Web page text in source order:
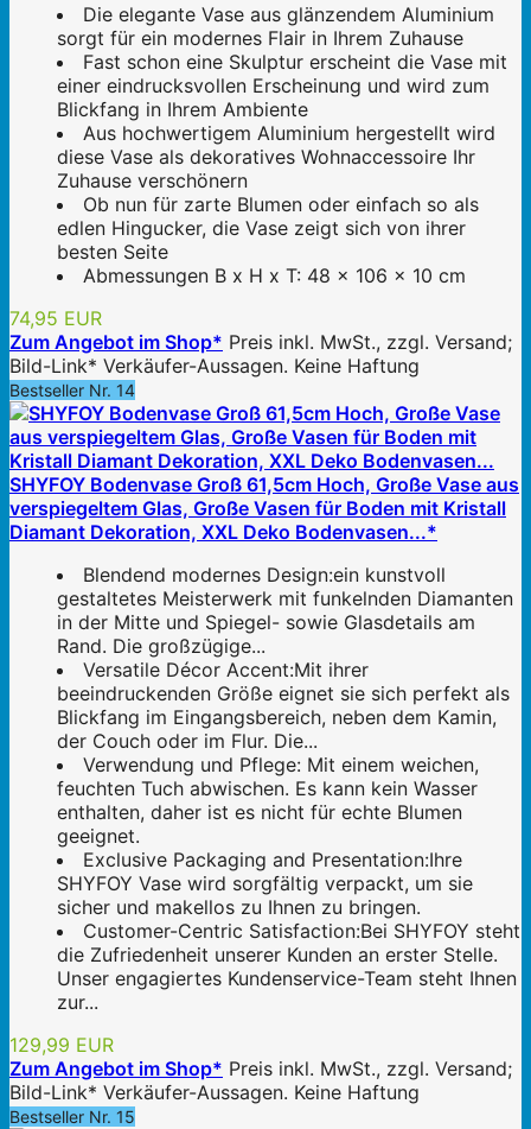
Die elegante Vase aus glänzendem Aluminium
sorgt für ein modernes Flair in Ihrem Zuhause
Fast schon eine Skulptur erscheint die Vase mit
einer eindrucksvollen Erscheinung und wird zum
Blickfang in Ihrem Ambiente
Aus hochwertigem Aluminium hergestellt wird
diese Vase als dekoratives Wohnaccessoire Ihr
Zuhause verschönern
Ob nun für zarte Blumen oder einfach so als
edlen Hingucker, die Vase zeigt sich von ihrer
besten Seite
Abmessungen B x H x T: 48 x 106 x 10 cm
74,95 EUR
Zum Angebot im Shop* Preis inkl. MwSt., zzgl. Versand;
Bild-Link* Verkäufer-Aussagen. Keine Haftung
Bestseller Nr. 14
SHYFOY Bodenvase Groß 61,5cm Hoch, Große Vase aus
verspiegeltem Glas, Große Vasen für Boden mit Kristall
Diamant Dekoration, XXL Deko Bodenvasen...*
Blendend modernes Design:ein kunstvoll
gestaltetes Meisterwerk mit funkelnden Diamanten
in der Mitte und Spiegel- sowie Glasdetails am
Rand. Die großzügige...
Versatile Décor Accent:Mit ihrer
beeindruckenden Größe eignet sie sich perfekt als
Blickfang im Eingangsbereich, neben dem Kamin,
der Couch oder im Flur. Die...
Verwendung und Pflege: Mit einem weichen,
feuchten Tuch abwischen. Es kann kein Wasser
enthalten, daher ist es nicht für echte Blumen
geeignet.
Exclusive Packaging and Presentation:Ihre
SHYFOY Vase wird sorgfältig verpackt, um sie
sicher und makellos zu Ihnen zu bringen.
Customer-Centric Satisfaction:Bei SHYFOY steht
die Zufriedenheit unserer Kunden an erster Stelle.
Unser engagiertes Kundenservice-Team steht Ihnen
zur...
129,99 EUR
Zum Angebot im Shop* Preis inkl. MwSt., zzgl. Versand;
Bild-Link* Verkäufer-Aussagen. Keine Haftung
Bestseller Nr. 15